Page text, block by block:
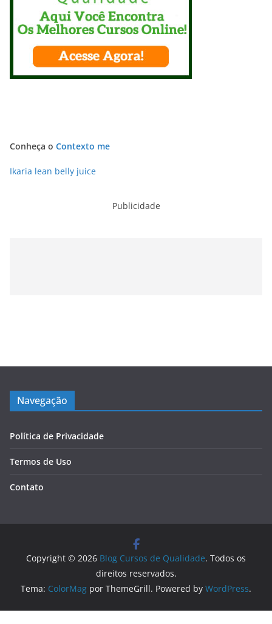
Conheça o Contexto me
Ikaria lean belly juice
Publicidade
Navegação
Política de Privacidade
Termos de Uso
Contato
Copyright © 2026 Blog Cursos de Qualidade. Todos os
direitos reservados.
Tema: ColorMag por ThemeGrill. Powered by WordPress.